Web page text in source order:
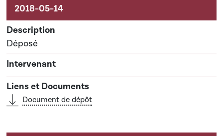
Activités sur le dossier
Déposé
Document de dépôt